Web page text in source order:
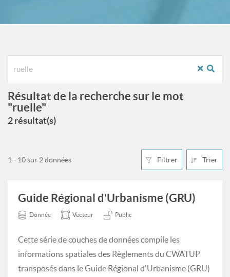
Résultat de la recherche sur le mot
"ruelle"
2 résultat(s)
Filtrer Trier
1 - 10 sur 2 données
Guide Régional d'Urbanisme (GRU)
Donnée Vecteur Public
Cette série de couches de données compile les
informations spatiales des Règlements du CWATUP
transposés dans le Guide Régional d'Urbanisme (GRU)